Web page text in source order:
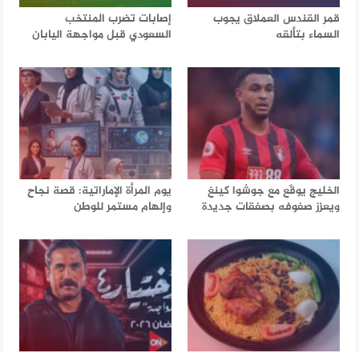
قمر القندس العملاق يجوب
السماء بتألقه
إصابات تضرب المنتخب
السعودي قبل مواجهة اليابان
الخليج يوقّع مع جوشوا كينغ
ويعزز صفوفه بصفقات جديدة
يوم المرأة الإماراتية: قصة نجاح
وإلهام مستمر للوطن